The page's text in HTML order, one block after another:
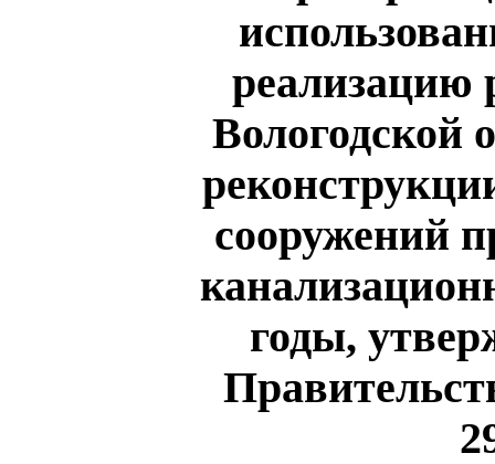
реализацию
Вологодской
сооружений
годы,